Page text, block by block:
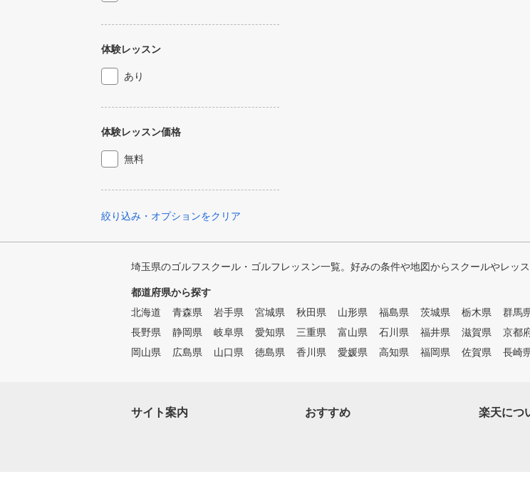
体験レッスン
あり
体験レッスン価格
無料
絞り込み・オプションをクリア
埼玉県のゴルフスクール・ゴルフレッスン一覧。好みの条件や地図からスクールやレッ
都道府県から探す
北海道
青森県 岩手県 宮城県 秋田県 山形県 福島県 茨城県 栃木県 群馬
長野県
静岡県 岐阜県 愛知県 三重県 富山県 石川県 福井県 滋賀県 京都
岡山県
広島県 山口県 徳島県 香川県 愛媛県 高知県 福岡県 佐賀県 長崎
サイト案内 おすすめ 楽天につ